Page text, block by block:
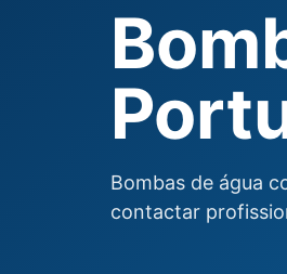
Bombas de água
contactar